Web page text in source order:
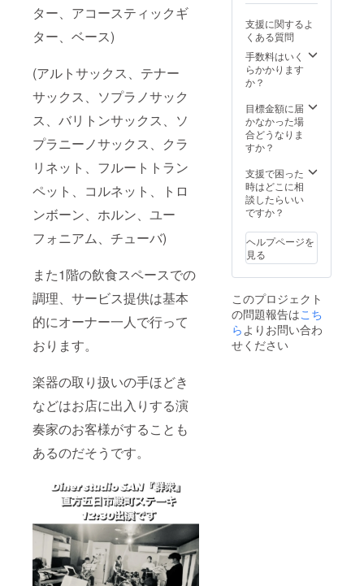
ター、アコースティックギ
ター、ベース)
(アルトサックス、テナー
サックス、ソプラノサック
ス、バリトンサックス、ソ
プラニーノサックス、クラ
リネット、フルートトラン
ペット、コルネット、トロ
ンボーン、ホルン、ユー
フォニアム、チューバ)
また1階の飲食スペースでの
調理、サービス提供は基本
的にオーナー一人で行って
おります。
楽器の取り扱いの手ほどき
などはお店に出入りする演
奏家のお客様がすることも
あるのだそうです。
支援に関するよ
くある質問
手数料はいく
らかかります
か？
目標金額に届
かなかった場
合どうなりま
すか？
支援で困った
時はどこに相
談したらいい
ですか？
ヘルプページを
見る
このプロジェクト
の問題報告はこち
ら よりお問い合わ
せください